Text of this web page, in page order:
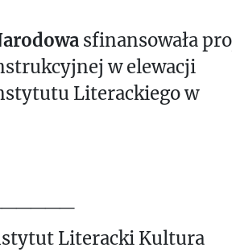
sfinansowała
w elewacji
Literackiego w
Literacki Kultura